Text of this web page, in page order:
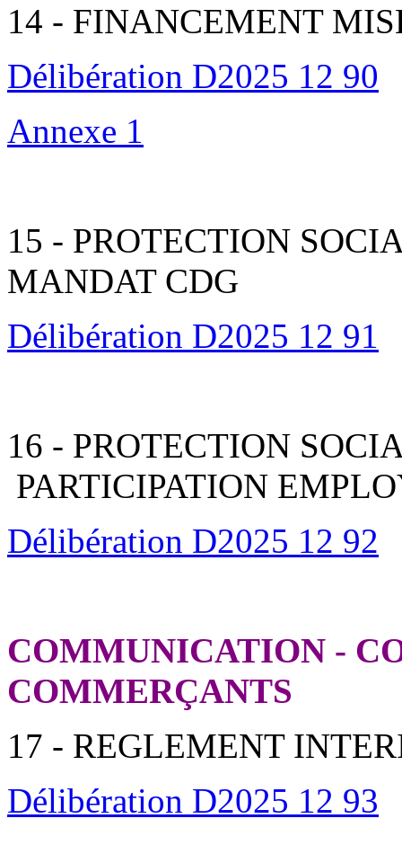
14 - FINANCEMENT
Délibération D2025 12 90
Annexe 1
15 - PROTECTION
MANDAT CDG
Délibération D2025 12 91
16 - PROTECTION
PARTICIPATION
Délibération D2025 12 92
COMMUNICATION -
COMMERÇANTS
17 - REGLEMENT
Délibération D2025 12 93